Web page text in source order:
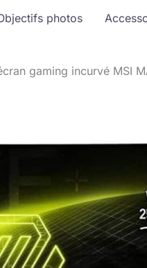
photos
gaming incurvé MSI